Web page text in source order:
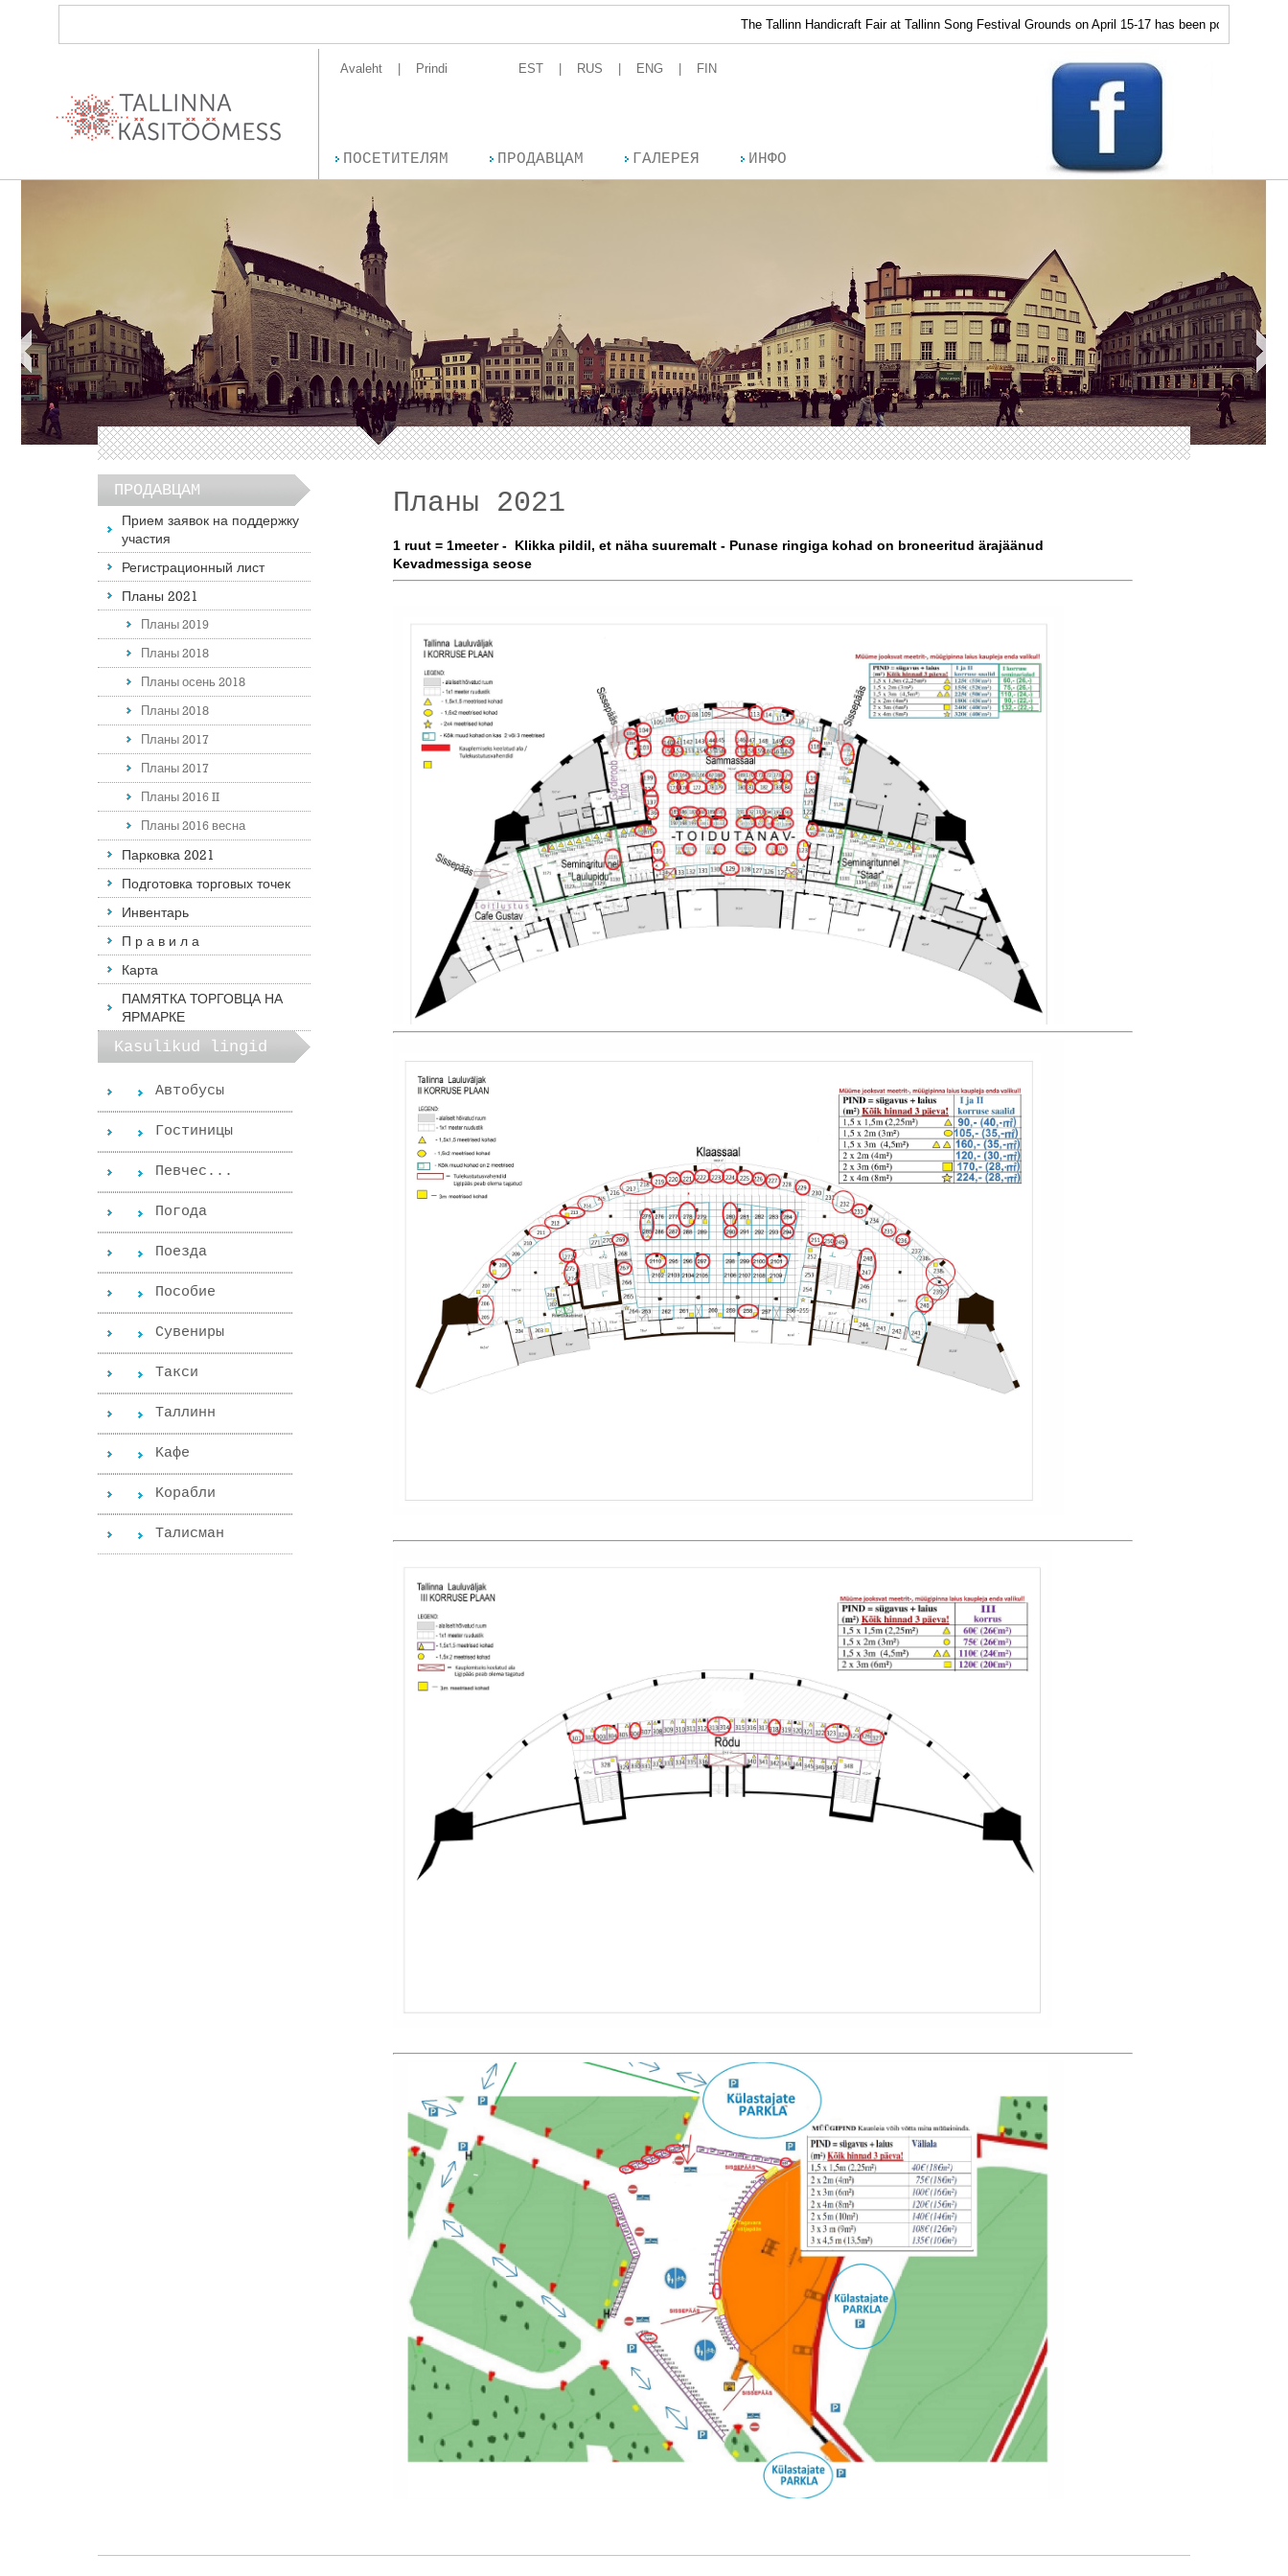
The Tallinn Handicraft Fair at Tallinn Song Festival Grounds on April 15-17 has been postponed. We will
Avaleht Prindi EST RUS ENG FIN
ПОСЕТИТЕЛЯМ ПРОДАВЦАМ ГАЛЕРЕЯ ИНФО
ПРОДАВЦАМ
Прием заявок на поддержку
участия
Регистрационный лист
Планы 2021
Планы 2019
Планы 2018
Планы осень 2018
Планы 2018
Планы 2017
Планы 2017
Планы 2016 II
Планы 2016 весна
Парковка 2021
Подготовка торговых точек
Инвентарь
П р а в и л а
Карта
ПАМЯТКА ТОРГОВЦА НА
ЯРМАРКЕ
Kasulikud lingid
Автобусы
Гостиницы
Певчес...
Погода
Поезда
Пособиe
Сувениры
Такси
Таллинн
Kафе
Kорабли
Tалисман
Планы 2021
1 ruut = 1meeter - Klikka pildil, et näha suuremalt - Punase ringiga kohad on broneeritud ärajäänud
Kevadmessiga seose